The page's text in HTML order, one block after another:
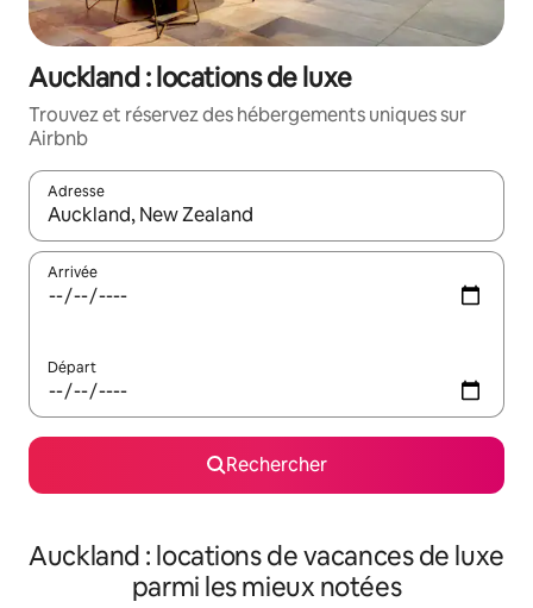
Auckland : locations de luxe
Trouvez et réservez des hébergements uniques sur
Airbnb
Adresse
Lorsque les résultats s'affichent, utilisez les flèches vers le
Arrivée
Départ
Rechercher
Auckland : locations de vacances de luxe
parmi les mieux notées